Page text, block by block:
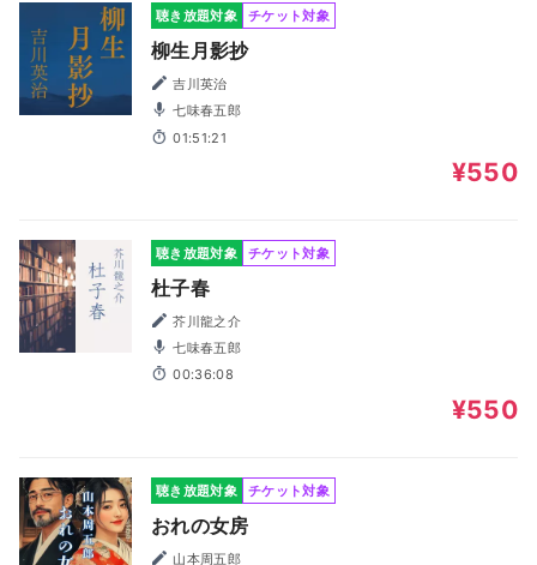
聴き放題対象 チケット対象
柳生月影抄
吉川英治
七味春五郎
01:51:21
¥550
聴き放題対象 チケット対象
杜子春
芥川龍之介
七味春五郎
00:36:08
¥550
聴き放題対象 チケット対象
おれの女房
山本周五郎